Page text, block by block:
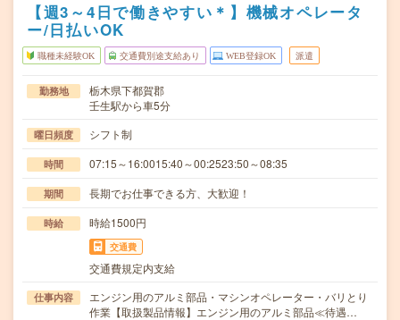
【週3～4日で働きやすい＊】機械オペレータ
ー/日払いOK
職種未経験OK 交通費別途支給あり WEB登録OK 派遣
勤務地
栃木県下都賀郡
壬生駅から車5分
曜日頻度 シフト制
時間 07:15～16:0015:40～00:2523:50～08:35
期間 長期でお仕事できる方、大歓迎！
時給 時給1500円
交通費
交通費規定内支給
仕事内容
エンジン用のアルミ部品・マシンオペレーター・バリとり
作業【取扱製品情報】エンジン用のアルミ部品≪待遇…